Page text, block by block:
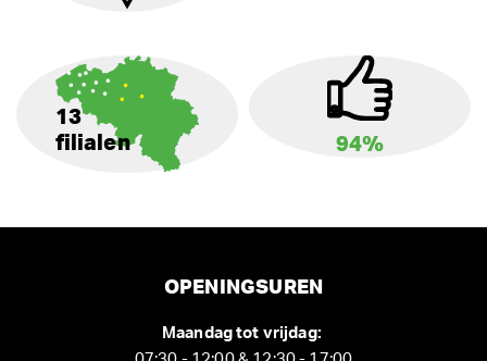
13
filialen
94%
OPENINGSUREN
Maandag tot vrijdag: